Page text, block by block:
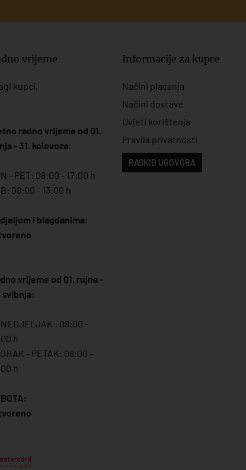
vrijeme
kupci,
radno vrijeme od 01.
- 31. kolovoza:
- PET: 08:00 - 17:00 h
08:00 - 13:00 h
i blagdanima:
vrijeme od 01. rujna -
svibnja:
: 08:00 -
h
- PETAK: 08:00 -
h
Informacije za kupce
Načini plaćanja
Načini dostave
Uvjeti korištenja
Pravila privatnosti
RASKID UGOVORA